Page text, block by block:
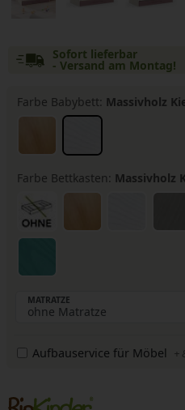
Sofort lieferbar
- Versand am Montag!
Farbe Babybett: Massivholz
Farbe Bettkasten: Massivholz
MATRATZE
Aufbauservice für Möbel +